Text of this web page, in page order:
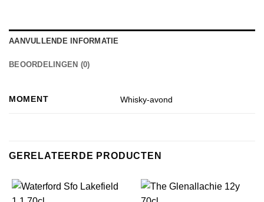
AANVULLENDE INFORMATIE
BEOORDELINGEN (0)
MOMENT Whisky-avond
GERELATEERDE PRODUCTEN